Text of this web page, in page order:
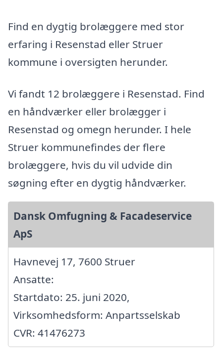
Find en dygtig brolæggere med stor
erfaring i Resenstad eller Struer
kommune i oversigten herunder.
Vi fandt 12 brolæggere i Resenstad. Find
en håndværker eller brolægger i
Resenstad og omegn herunder. I hele
Struer kommunefindes der flere
brolæggere, hvis du vil udvide din
søgning efter en dygtig håndværker.
Dansk Omfugning & Facadeservice
ApS
Havnevej 17, 7600 Struer
Ansatte:
Startdato: 25. juni 2020,
Virksomhedsform: Anpartsselskab
CVR: 41476273